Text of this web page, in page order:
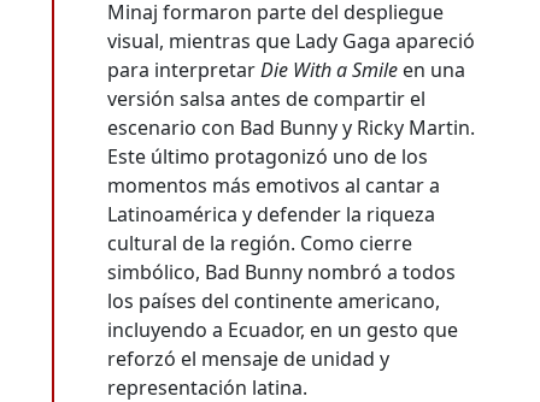
Minaj formaron parte del despliegue
visual, mientras que Lady Gaga apareció
para interpretarDie With a Smile en una
versión salsa antes de compartir el
escenario con Bad Bunny y Ricky Martin.
Este último protagonizó uno de los
momentos más emotivos al cantar a
Latinoamérica y defender la riqueza
cultural de la región. Como cierre
simbólico, Bad Bunny nombró a todos
los países del continente americano,
incluyendo a Ecuador, en un gesto que
reforzó el mensaje de unidad y
representación latina.